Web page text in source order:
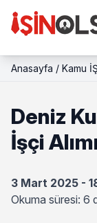
Anasayfa / Kamu
Deniz
İşçi
3 Mart 2025 -
Okuma süresi: 6